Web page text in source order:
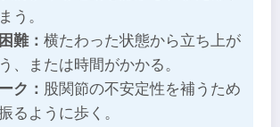
う。
難： 横たわった状態から立ち上が
、または時間がかかる。
ク： 股関節の不安定性を補うため
るように歩く。